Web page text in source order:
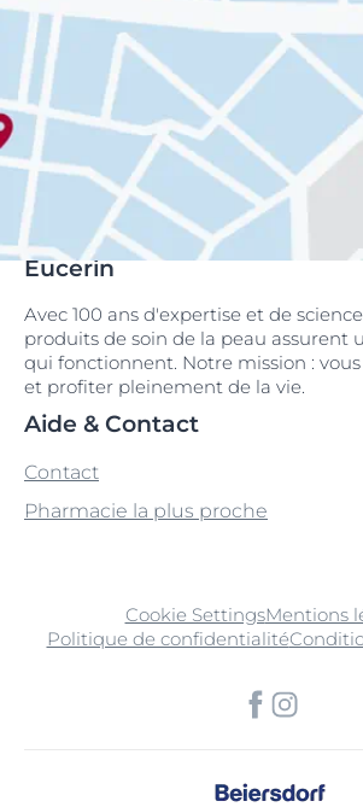
Eucerin
Avec 100 ans d'expertise et de
produits de soin de la peau assurent
qui fonctionnent. Notre mission :
et profiter pleinement de la vie.
Aide & Contact
Contact
Pharmacie la plus proche
Cookie SettingsMentions
Politique de confidentialité